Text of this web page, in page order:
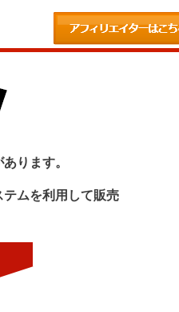
ります。
ムを利用して販売